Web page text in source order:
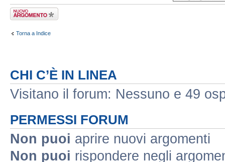
Scrivi un nuovo
argomento
Torna a Indice
CHI C’È IN LINEA
Visitano il forum: Nessuno e 49
PERMESSI FORUM
Non puoi aprire nuovi argomenti
Non puoi rispondere negli